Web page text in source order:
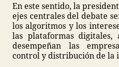
En este sentido, la
ejes centrales del debate
los algoritmos y los
las plataformas
desempeñan las
control y distribución de la